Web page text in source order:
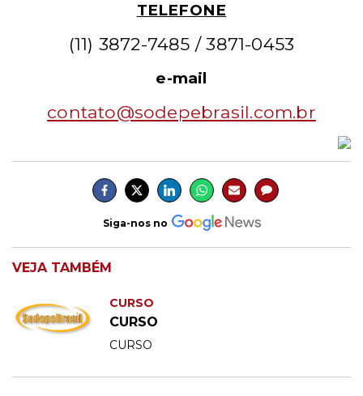
TELEFONE
(11) 3872-7485 /3871-0453
e-mail
contato@sodepebrasil.com.br
Siga-nos no
VEJA TAMBÉM
CURSO
CURSO
CURSO